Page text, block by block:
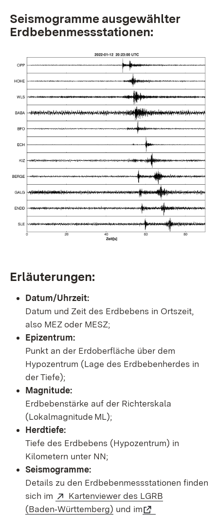
Seismogramme ausgewählter
Erdbebenmessstationen:
Erläuterungen:
Datum/Uhrzeit:
Datum und Zeit des Erdbebens in Ortszeit,
also MEZ oder MESZ;
Epizentrum:
Punkt an der Erdoberfläche über dem
Hypozentrum (Lage des Erdbebenherdes in
der Tiefe);
Magnitude:
Erdbebenstärke auf der Richterskala
(Lokalmagnitude ML);
Herdtiefe:
Tiefe des Erdbebens (Hypozentrum) in
Kilometern unter NN;
Seismogramme:
Details zu den Erdbebenmessstationen finden
sich im
Kartenviewer des LGRB
(Baden‑Württemberg) und im